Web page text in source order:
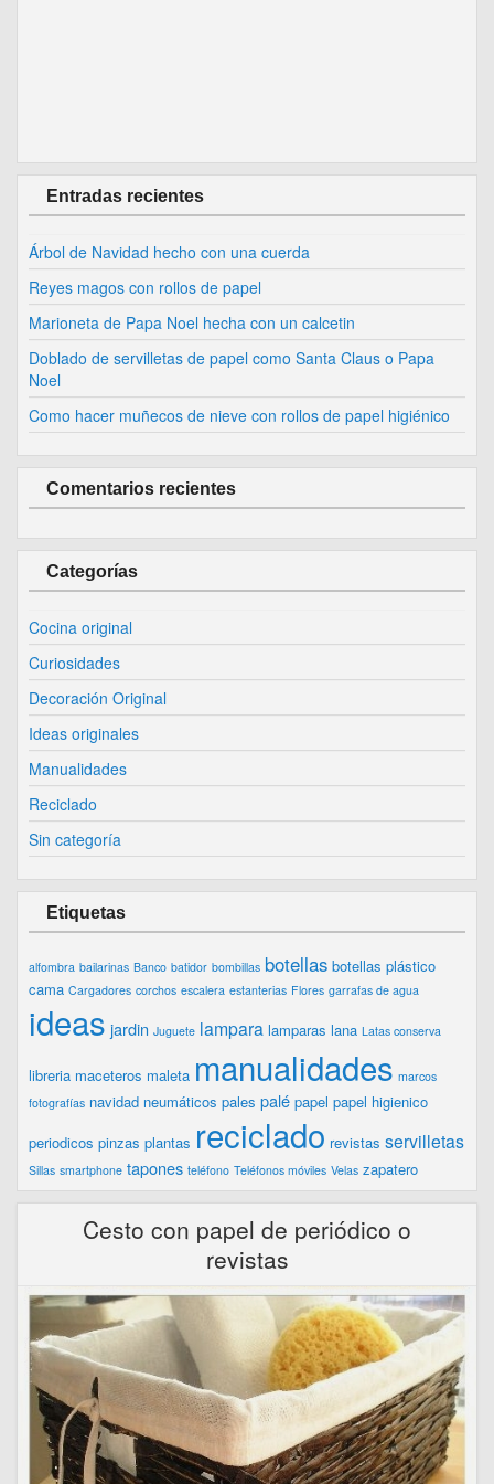
Entradas recientes
Árbol de Navidad hecho con una cuerda
Reyes magos con rollos de papel
Marioneta de Papa Noel hecha con un calcetin
Doblado de servilletas de papel como Santa Claus o Papa
Noel
Como hacer muñecos de nieve con rollos de papel higiénico
Comentarios recientes
Categorías
Cocina original
Curiosidades
Decoración Original
Ideas originales
Manualidades
Reciclado
Sin categoría
Etiquetas
alfombra bailarinas Banco batidor bombillas botellas botellas plástico
cama Cargadores corchos escalera estanterias Flores garrafas de agua
ideas jardin Juguete lampara lamparas lana Latas conserva
libreria maceteros maleta manualidades marcos
fotografías navidad neumáticos pales palé papel papel higienico
periodicos pinzas plantas reciclado revistas servilletas
Sillas smartphone tapones teléfono Teléfonos móviles Velas zapatero
Cesto con papel de periódico o
revistas